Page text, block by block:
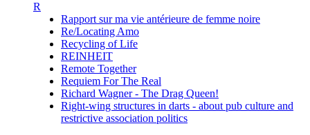
R
Rapport sur ma vie antérieure de femme noire
Re/Locating Amo
Recycling of Life
REINHEIT
Remote Together
Requiem For The Real
Richard Wagner - The Drag Queen!
Right-wing structures in darts - about pub culture and
restrictive association politics